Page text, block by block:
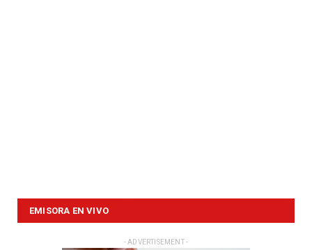
EMISORA EN VIVO
- ADVERTISEMENT -